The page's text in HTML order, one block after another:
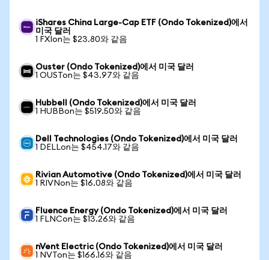
iShares China Large-Cap ETF (Ondo Tokenized)에서
미국 달러
1 FXIon는 $23.80와 같음
Ouster (Ondo Tokenized)에서 미국 달러
1 OUSTon는 $43.97와 같음
Hubbell (Ondo Tokenized)에서 미국 달러
1 HUBBon는 $519.50와 같음
Dell Technologies (Ondo Tokenized)에서 미국 달러
1 DELLon는 $454.17와 같음
Rivian Automotive (Ondo Tokenized)에서 미국 달러
1 RIVNon는 $16.08와 같음
Fluence Energy (Ondo Tokenized)에서 미국 달러
1 FLNCon는 $13.26와 같음
nVent Electric (Ondo Tokenized)에서 미국 달러
1 NVTon는 $166.16와 같음